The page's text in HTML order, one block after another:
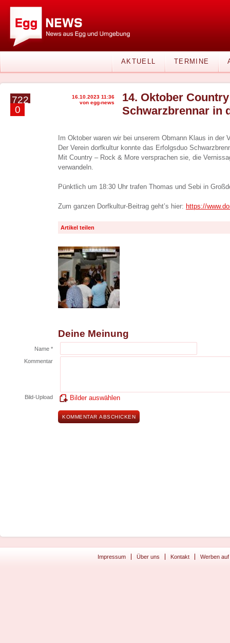
AKTUELL TERMINE
722
0
16.10.2023 11:36
von egg-news
14. Oktober
Schwarzbrennar in
Im Oktober waren wir bei unserem Obmann Klaus in der
Der Verein dorfkultur konnte das Erfolgsduo
Mit Country – Rock & More versprachen sie, die
verwandeln.
Pünktlich um 18:30 Uhr trafen Thomas und Sebi in
Zum ganzen Dorfkultur-Beitrag geht’s hier: https://
Artikel teilen
Deine Meinung
Name *
Kommentar
Bild-Upload Bilder auswählen
Impressum Über uns Kontakt Werben